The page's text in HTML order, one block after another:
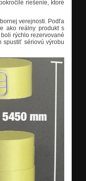
riešenie, ktoré
verejnosti. Podľa
ako reálny produkt s
rýchlo rezervované
sériovú výrobu